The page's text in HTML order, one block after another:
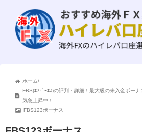
ホーム/
FBS(ｴﾌﾋﾞｰｴｽ)の評判・詳細！最大級の未入金ボー
気急上昇中！
FBS123ボーナス